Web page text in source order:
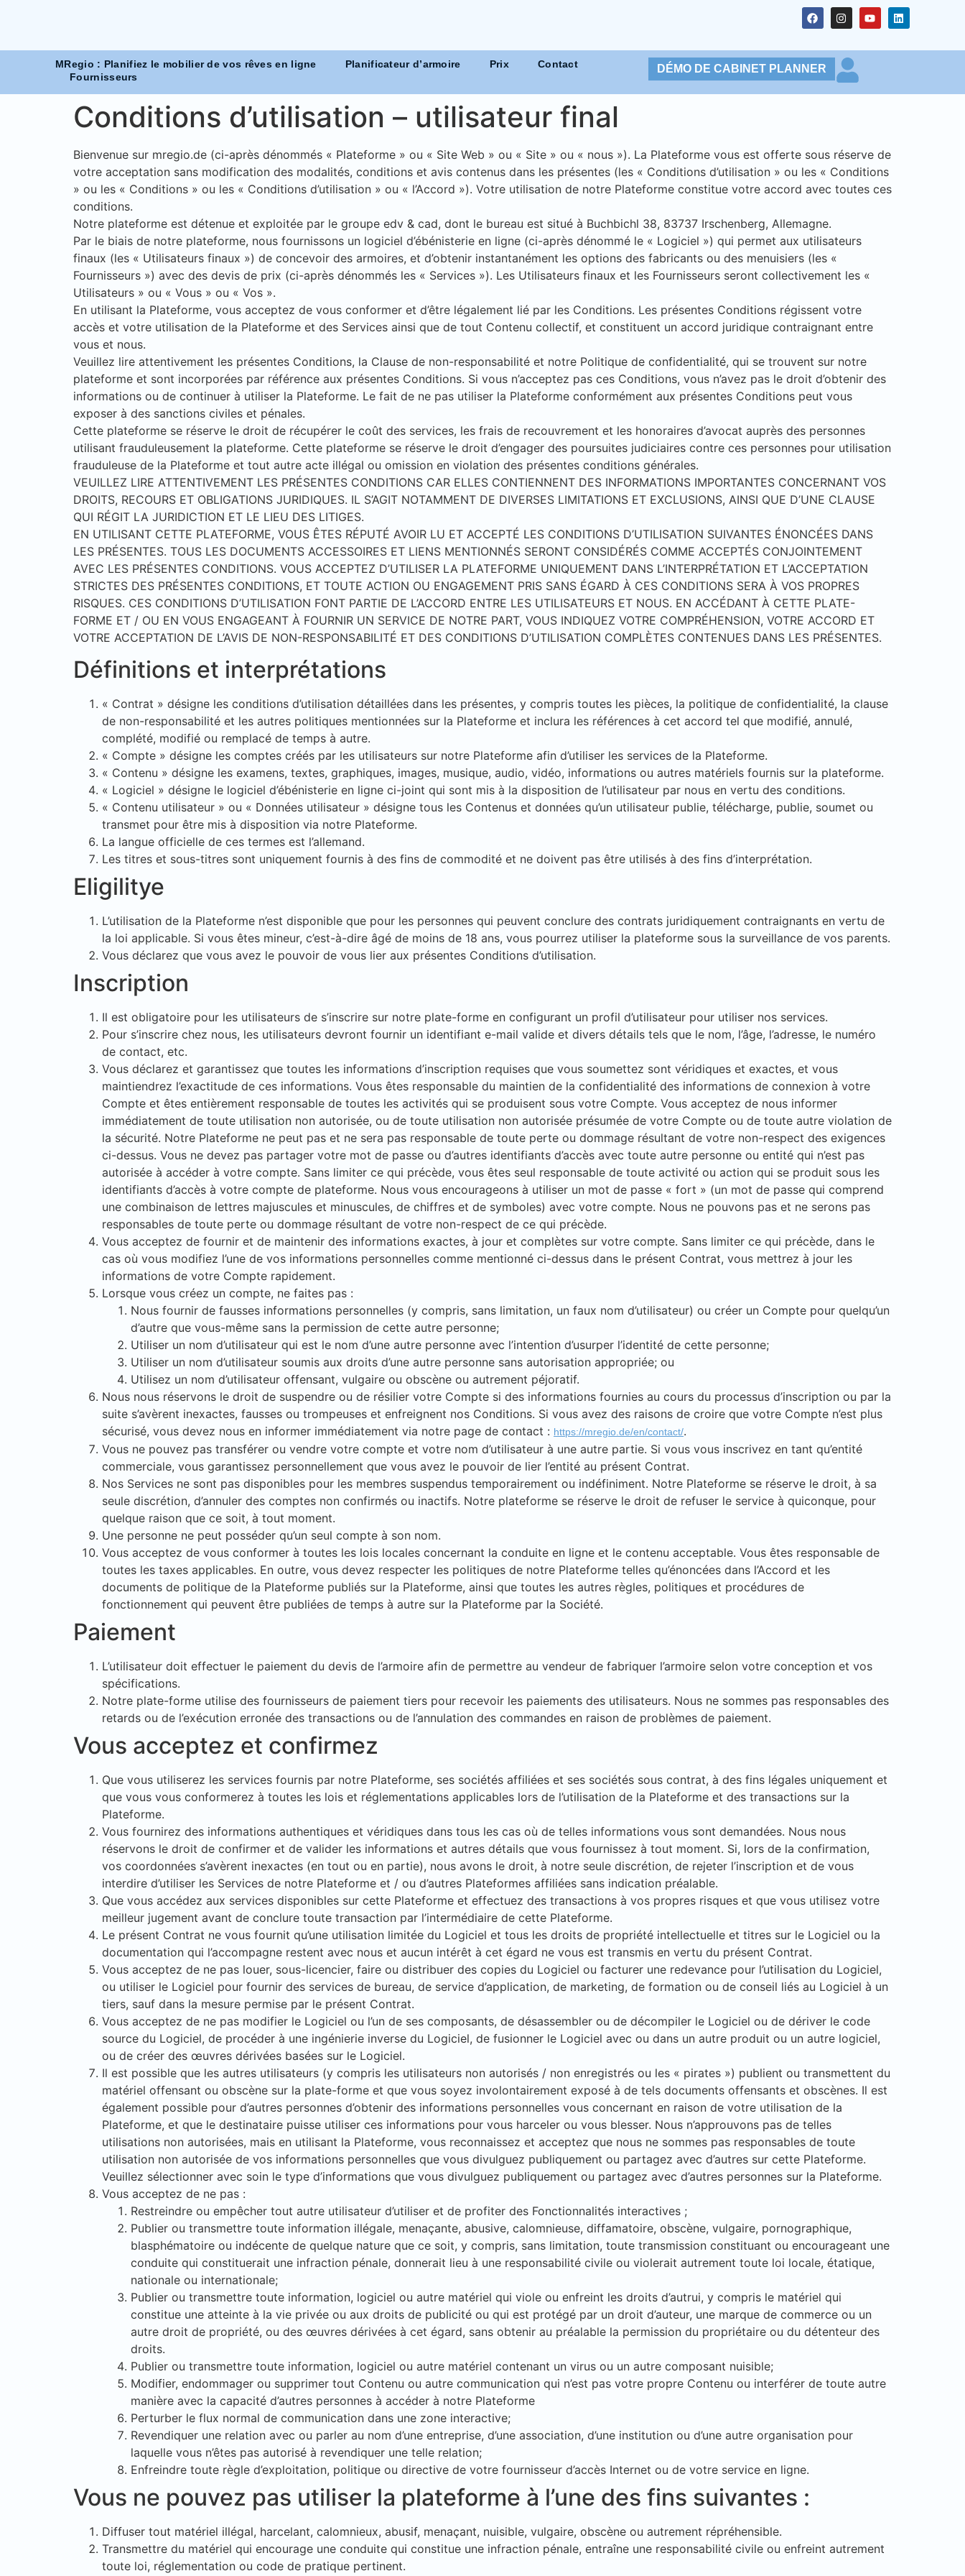
MRegio : Planifiez le mobilier de vos rêves en ligne Planificateur d’armoire Prix
Contact
Fournisseurs
DÉMO DE CABINET PLANNER
Conditions d’utilisation – utilisateur final
Bienvenue sur mregio.de (ci-après dénommés « Plateforme » ou « Site Web » ou « Site » ou « nous »). La Plateforme vous est offerte sous réserve de
votre acceptation sans modification des modalités, conditions et avis contenus dans les présentes (les « Conditions d’utilisation » ou les « Conditions
» ou les « Conditions » ou les « Conditions d’utilisation » ou « l’Accord »). Votre utilisation de notre Plateforme constitue votre accord avec toutes ces
conditions.
Notre plateforme est détenue et exploitée par le groupe edv & cad, dont le bureau est situé à Buchbichl 38, 83737 Irschenberg, Allemagne.
Par le biais de notre plateforme, nous fournissons un logiciel d’ébénisterie en ligne (ci-après dénommé le « Logiciel ») qui permet aux utilisateurs
finaux (les « Utilisateurs finaux ») de concevoir des armoires, et d’obtenir instantanément les options des fabricants ou des menuisiers (les «
Fournisseurs ») avec des devis de prix (ci-après dénommés les « Services »). Les Utilisateurs finaux et les Fournisseurs seront collectivement les «
Utilisateurs » ou « Vous » ou « Vos ».
En utilisant la Plateforme, vous acceptez de vous conformer et d’être légalement lié par les Conditions. Les présentes Conditions régissent votre
accès et votre utilisation de la Plateforme et des Services ainsi que de tout Contenu collectif, et constituent un accord juridique contraignant entre
vous et nous.
Veuillez lire attentivement les présentes Conditions, la Clause de non-responsabilité et notre Politique de confidentialité, qui se trouvent sur notre
plateforme et sont incorporées par référence aux présentes Conditions. Si vous n’acceptez pas ces Conditions, vous n’avez pas le droit d’obtenir des
informations ou de continuer à utiliser la Plateforme. Le fait de ne pas utiliser la Plateforme conformément aux présentes Conditions peut vous
exposer à des sanctions civiles et pénales.
Cette plateforme se réserve le droit de récupérer le coût des services, les frais de recouvrement et les honoraires d’avocat auprès des personnes
utilisant frauduleusement la plateforme. Cette plateforme se réserve le droit d’engager des poursuites judiciaires contre ces personnes pour utilisation
frauduleuse de la Plateforme et tout autre acte illégal ou omission en violation des présentes conditions générales.
VEUILLEZ LIRE ATTENTIVEMENT LES PRÉSENTES CONDITIONS CAR ELLES CONTIENNENT DES INFORMATIONS IMPORTANTES CONCERNANT VOS
DROITS, RECOURS ET OBLIGATIONS JURIDIQUES. IL S’AGIT NOTAMMENT DE DIVERSES LIMITATIONS ET EXCLUSIONS, AINSI QUE D’UNE CLAUSE
QUI RÉGIT LA JURIDICTION ET LE LIEU DES LITIGES.
EN UTILISANT CETTE PLATEFORME, VOUS ÊTES RÉPUTÉ AVOIR LU ET ACCEPTÉ LES CONDITIONS D’UTILISATION SUIVANTES ÉNONCÉES DANS
LES PRÉSENTES. TOUS LES DOCUMENTS ACCESSOIRES ET LIENS MENTIONNÉS SERONT CONSIDÉRÉS COMME ACCEPTÉS CONJOINTEMENT
AVEC LES PRÉSENTES CONDITIONS. VOUS ACCEPTEZ D’UTILISER LA PLATEFORME UNIQUEMENT DANS L’INTERPRÉTATION ET L’ACCEPTATION
STRICTES DES PRÉSENTES CONDITIONS, ET TOUTE ACTION OU ENGAGEMENT PRIS SANS ÉGARD À CES CONDITIONS SERA À VOS PROPRES
RISQUES. CES CONDITIONS D’UTILISATION FONT PARTIE DE L’ACCORD ENTRE LES UTILISATEURS ET NOUS. EN ACCÉDANT À CETTE PLATE-
FORME ET / OU EN VOUS ENGAGEANT À FOURNIR UN SERVICE DE NOTRE PART, VOUS INDIQUEZ VOTRE COMPRÉHENSION, VOTRE ACCORD ET
VOTRE ACCEPTATION DE L’AVIS DE NON-RESPONSABILITÉ ET DES CONDITIONS D’UTILISATION COMPLÈTES CONTENUES DANS LES PRÉSENTES.
Définitions et interprétations
« Contrat » désigne les conditions d’utilisation détaillées dans les présentes, y compris toutes les pièces, la politique de confidentialité, la clause
de non-responsabilité et les autres politiques mentionnées sur la Plateforme et inclura les références à cet accord tel que modifié, annulé,
complété, modifié ou remplacé de temps à autre.
« Compte » désigne les comptes créés par les utilisateurs sur notre Plateforme afin d’utiliser les services de la Plateforme.
« Contenu » désigne les examens, textes, graphiques, images, musique, audio, vidéo, informations ou autres matériels fournis sur la plateforme.
« Logiciel » désigne le logiciel d’ébénisterie en ligne ci-joint qui sont mis à la disposition de l’utilisateur par nous en vertu des conditions.
« Contenu utilisateur » ou « Données utilisateur » désigne tous les Contenus et données qu’un utilisateur publie, télécharge, publie, soumet ou
transmet pour être mis à disposition via notre Plateforme.
La langue officielle de ces termes est l’allemand.
Les titres et sous-titres sont uniquement fournis à des fins de commodité et ne doivent pas être utilisés à des fins d’interprétation.
Eligilitye
L’utilisation de la Plateforme n’est disponible que pour les personnes qui peuvent conclure des contrats juridiquement contraignants en vertu de
la loi applicable. Si vous êtes mineur, c’est-à-dire âgé de moins de 18 ans, vous pourrez utiliser la plateforme sous la surveillance de vos parents.
Vous déclarez que vous avez le pouvoir de vous lier aux présentes Conditions d’utilisation.
Inscription
Il est obligatoire pour les utilisateurs de s’inscrire sur notre plate-forme en configurant un profil d’utilisateur pour utiliser nos services.
Pour s’inscrire chez nous, les utilisateurs devront fournir un identifiant e-mail valide et divers détails tels que le nom, l’âge, l’adresse, le numéro
de contact, etc.
Vous déclarez et garantissez que toutes les informations d’inscription requises que vous soumettez sont véridiques et exactes, et vous
maintiendrez l’exactitude de ces informations. Vous êtes responsable du maintien de la confidentialité des informations de connexion à votre
Compte et êtes entièrement responsable de toutes les activités qui se produisent sous votre Compte. Vous acceptez de nous informer
immédiatement de toute utilisation non autorisée, ou de toute utilisation non autorisée présumée de votre Compte ou de toute autre violation de
la sécurité. Notre Plateforme ne peut pas et ne sera pas responsable de toute perte ou dommage résultant de votre non-respect des exigences
ci-dessus. Vous ne devez pas partager votre mot de passe ou d’autres identifiants d’accès avec toute autre personne ou entité qui n’est pas
autorisée à accéder à votre compte. Sans limiter ce qui précède, vous êtes seul responsable de toute activité ou action qui se produit sous les
identifiants d’accès à votre compte de plateforme. Nous vous encourageons à utiliser un mot de passe « fort » (un mot de passe qui comprend
une combinaison de lettres majuscules et minuscules, de chiffres et de symboles) avec votre compte. Nous ne pouvons pas et ne serons pas
responsables de toute perte ou dommage résultant de votre non-respect de ce qui précède.
Vous acceptez de fournir et de maintenir des informations exactes, à jour et complètes sur votre compte. Sans limiter ce qui précède, dans le
cas où vous modifiez l’une de vos informations personnelles comme mentionné ci-dessus dans le présent Contrat, vous mettrez à jour les
informations de votre Compte rapidement.
Lorsque vous créez un compte, ne faites pas :
Nous fournir de fausses informations personnelles (y compris, sans limitation, un faux nom d’utilisateur) ou créer un Compte pour quelqu’un
d’autre que vous-même sans la permission de cette autre personne;
Utiliser un nom d’utilisateur qui est le nom d’une autre personne avec l’intention d’usurper l’identité de cette personne;
Utiliser un nom d’utilisateur soumis aux droits d’une autre personne sans autorisation appropriée; ou
Utilisez un nom d’utilisateur offensant, vulgaire ou obscène ou autrement péjoratif.
Nous nous réservons le droit de suspendre ou de résilier votre Compte si des informations fournies au cours du processus d’inscription ou par la
suite s’avèrent inexactes, fausses ou trompeuses et enfreignent nos Conditions. Si vous avez des raisons de croire que votre Compte n’est plus
sécurisé, vous devez nous en informer immédiatement via notre page de contact : https://mregio.de/en/contact/.
Vous ne pouvez pas transférer ou vendre votre compte et votre nom d’utilisateur à une autre partie. Si vous vous inscrivez en tant qu’entité
commerciale, vous garantissez personnellement que vous avez le pouvoir de lier l’entité au présent Contrat.
Nos Services ne sont pas disponibles pour les membres suspendus temporairement ou indéfiniment. Notre Plateforme se réserve le droit, à sa
seule discrétion, d’annuler des comptes non confirmés ou inactifs. Notre plateforme se réserve le droit de refuser le service à quiconque, pour
quelque raison que ce soit, à tout moment.
Une personne ne peut posséder qu’un seul compte à son nom.
Vous acceptez de vous conformer à toutes les lois locales concernant la conduite en ligne et le contenu acceptable. Vous êtes responsable de
toutes les taxes applicables. En outre, vous devez respecter les politiques de notre Plateforme telles qu’énoncées dans l’Accord et les
documents de politique de la Plateforme publiés sur la Plateforme, ainsi que toutes les autres règles, politiques et procédures de
fonctionnement qui peuvent être publiées de temps à autre sur la Plateforme par la Société.
Paiement
L’utilisateur doit effectuer le paiement du devis de l’armoire afin de permettre au vendeur de fabriquer l’armoire selon votre conception et vos
spécifications.
Notre plate-forme utilise des fournisseurs de paiement tiers pour recevoir les paiements des utilisateurs. Nous ne sommes pas responsables des
retards ou de l’exécution erronée des transactions ou de l’annulation des commandes en raison de problèmes de paiement.
Vous acceptez et confirmez
Que vous utiliserez les services fournis par notre Plateforme, ses sociétés affiliées et ses sociétés sous contrat, à des fins légales uniquement et
que vous vous conformerez à toutes les lois et réglementations applicables lors de l’utilisation de la Plateforme et des transactions sur la
Plateforme.
Vous fournirez des informations authentiques et véridiques dans tous les cas où de telles informations vous sont demandées. Nous nous
réservons le droit de confirmer et de valider les informations et autres détails que vous fournissez à tout moment. Si, lors de la confirmation,
vos coordonnées s’avèrent inexactes (en tout ou en partie), nous avons le droit, à notre seule discrétion, de rejeter l’inscription et de vous
interdire d’utiliser les Services de notre Plateforme et / ou d’autres Plateformes affiliées sans indication préalable.
Que vous accédez aux services disponibles sur cette Plateforme et effectuez des transactions à vos propres risques et que vous utilisez votre
meilleur jugement avant de conclure toute transaction par l’intermédiaire de cette Plateforme.
Le présent Contrat ne vous fournit qu’une utilisation limitée du Logiciel et tous les droits de propriété intellectuelle et titres sur le Logiciel ou la
documentation qui l’accompagne restent avec nous et aucun intérêt à cet égard ne vous est transmis en vertu du présent Contrat.
Vous acceptez de ne pas louer, sous-licencier, faire ou distribuer des copies du Logiciel ou facturer une redevance pour l’utilisation du Logiciel,
ou utiliser le Logiciel pour fournir des services de bureau, de service d’application, de marketing, de formation ou de conseil liés au Logiciel à un
tiers, sauf dans la mesure permise par le présent Contrat.
Vous acceptez de ne pas modifier le Logiciel ou l’un de ses composants, de désassembler ou de décompiler le Logiciel ou de dériver le code
source du Logiciel, de procéder à une ingénierie inverse du Logiciel, de fusionner le Logiciel avec ou dans un autre produit ou un autre logiciel,
ou de créer des œuvres dérivées basées sur le Logiciel.
Il est possible que les autres utilisateurs (y compris les utilisateurs non autorisés / non enregistrés ou les « pirates ») publient ou transmettent du
matériel offensant ou obscène sur la plate-forme et que vous soyez involontairement exposé à de tels documents offensants et obscènes. Il est
également possible pour d’autres personnes d’obtenir des informations personnelles vous concernant en raison de votre utilisation de la
Plateforme, et que le destinataire puisse utiliser ces informations pour vous harceler ou vous blesser. Nous n’approuvons pas de telles
utilisations non autorisées, mais en utilisant la Plateforme, vous reconnaissez et acceptez que nous ne sommes pas responsables de toute
utilisation non autorisée de vos informations personnelles que vous divulguez publiquement ou partagez avec d’autres sur cette Plateforme.
Veuillez sélectionner avec soin le type d’informations que vous divulguez publiquement ou partagez avec d’autres personnes sur la Plateforme.
Vous acceptez de ne pas :
Restreindre ou empêcher tout autre utilisateur d’utiliser et de profiter des Fonctionnalités interactives ;
Publier ou transmettre toute information illégale, menaçante, abusive, calomnieuse, diffamatoire, obscène, vulgaire, pornographique,
blasphématoire ou indécente de quelque nature que ce soit, y compris, sans limitation, toute transmission constituant ou encourageant une
conduite qui constituerait une infraction pénale, donnerait lieu à une responsabilité civile ou violerait autrement toute loi locale, étatique,
nationale ou internationale;
Publier ou transmettre toute information, logiciel ou autre matériel qui viole ou enfreint les droits d’autrui, y compris le matériel qui
constitue une atteinte à la vie privée ou aux droits de publicité ou qui est protégé par un droit d’auteur, une marque de commerce ou un
autre droit de propriété, ou des œuvres dérivées à cet égard, sans obtenir au préalable la permission du propriétaire ou du détenteur des
droits.
Publier ou transmettre toute information, logiciel ou autre matériel contenant un virus ou un autre composant nuisible;
Modifier, endommager ou supprimer tout Contenu ou autre communication qui n’est pas votre propre Contenu ou interférer de toute autre
manière avec la capacité d’autres personnes à accéder à notre Plateforme
Perturber le flux normal de communication dans une zone interactive;
Revendiquer une relation avec ou parler au nom d’une entreprise, d’une association, d’une institution ou d’une autre organisation pour
laquelle vous n’êtes pas autorisé à revendiquer une telle relation;
Enfreindre toute règle d’exploitation, politique ou directive de votre fournisseur d’accès Internet ou de votre service en ligne.
Vous ne pouvez pas utiliser la plateforme à l’une des fins suivantes :
Diffuser tout matériel illégal, harcelant, calomnieux, abusif, menaçant, nuisible, vulgaire, obscène ou autrement répréhensible.
Transmettre du matériel qui encourage une conduite qui constitue une infraction pénale, entraîne une responsabilité civile ou enfreint autrement
toute loi, réglementation ou code de pratique pertinent.